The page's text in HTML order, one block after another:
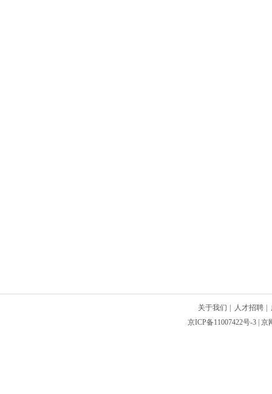
关于我们 人才招聘
京ICP备11007422号-3 |